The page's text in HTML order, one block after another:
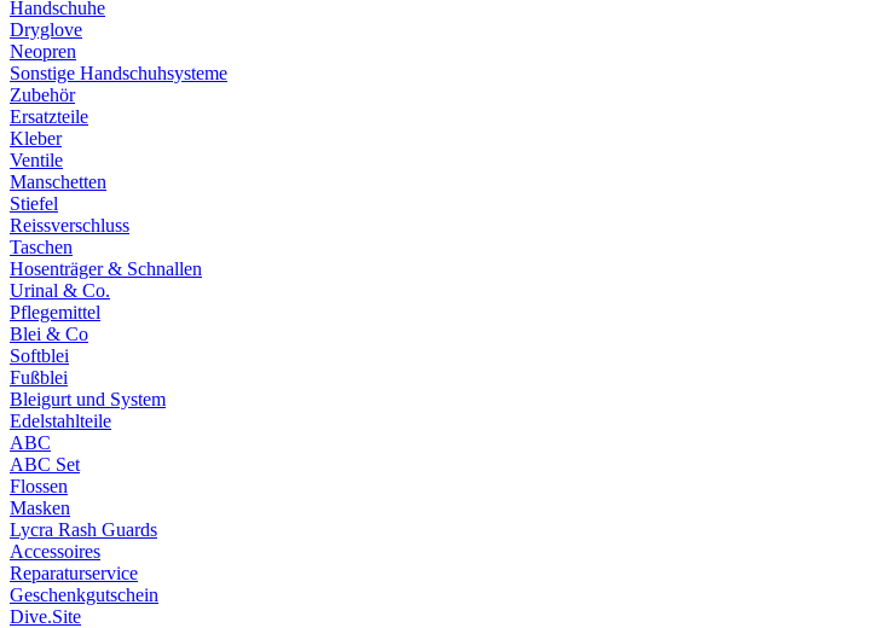
Handschuhe
Dryglove
Neopren
Sonstige Handschuhsysteme
Zubehör
Ersatzteile
Kleber
Ventile
Manschetten
Stiefel
Reissverschluss
Taschen
Hosenträger & Schnallen
Urinal & Co.
Pflegemittel
Blei & Co
Softblei
Fußblei
Bleigurt und System
Edelstahlteile
ABC
ABC Set
Flossen
Masken
Lycra Rash Guards
Accessoires
Reparaturservice
Geschenkgutschein
Dive.Site